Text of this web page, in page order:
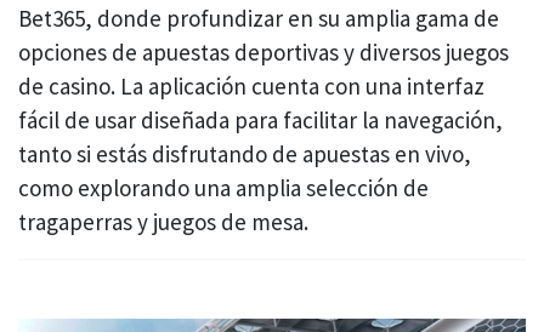
Bet365, donde profundizar en su amplia gama de
opciones de apuestas deportivas y diversos juegos
de casino. La aplicación cuenta con una interfaz
fácil de usar diseñada para facilitar la navegación,
tanto si estás disfrutando de apuestas en vivo,
como explorando una amplia selección de
tragaperras y juegos de mesa.